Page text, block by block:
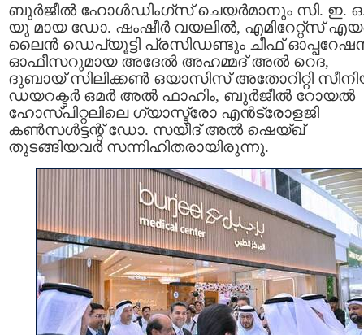
ബുർജീൽ ഹോൾഡിംഗ്‌സ് ചെയർമാനും സി. ഇ.
യു മായ ഡോ. ഷംഷീർ വയലിൽ, എമിറേറ്റ്‌സ്
ലൈൻ ഡെപ്യൂട്ടി പ്രസിഡണ്ടും ചീഫ്
ഓഫീസറുമായ അദേൽ അഹമ്മദ് അൽ റെദ,
ദുബായ് സിലിക്കൺ ഒയാസിസ് അതോറിറ്റി
ഡയറക്ടർ ഒമർ അൽ ഫാഹിം, ബുർജീൽ റോയൽ
ഹോസ്പിറ്റലിലെ ഗ്യാസ്ട്രോ എൻട്രോളജി
കൺസൾട്ടന്റ് ഡോ. സയീദ് അൽ ഷെയ്ഖ്
തുടങ്ങിയവർ സന്നിഹിതരായിരുന്നു.